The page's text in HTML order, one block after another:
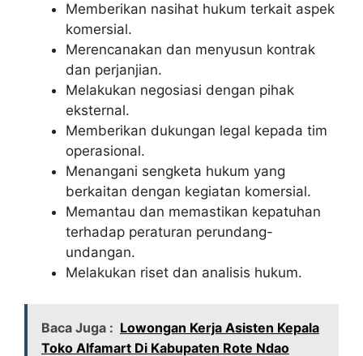
Memberikan nasihat hukum terkait aspek
komersial.
Merencanakan dan menyusun kontrak
dan perjanjian.
Melakukan negosiasi dengan pihak
eksternal.
Memberikan dukungan legal kepada tim
operasional.
Menangani sengketa hukum yang
berkaitan dengan kegiatan komersial.
Memantau dan memastikan kepatuhan
terhadap peraturan perundang-
undangan.
Melakukan riset dan analisis hukum.
Baca Juga : Lowongan Kerja Asisten Kepala
Toko Alfamart Di Kabupaten Rote Ndao